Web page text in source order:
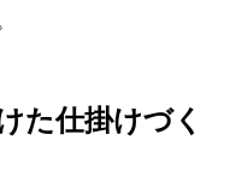
た仕掛けづく